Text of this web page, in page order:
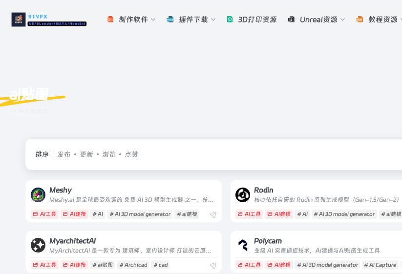
制作软件 插件下载 3D打印资源 Unreal资源 教程资源
ai贴图
排序 发布 更新 浏览 点赞
Meshy
Meshy.ai 是全球最受欢迎的 免费 AI 3D 模型生成器 之一，核心定位是 “让 3D 创作全民可及”
AI工具 AI建模 # AI # AI 3D model generator # ai建模
Rodin
AI工具 AI建模 # AI # AI 3D model generator # ai建模
MyarchitectAI
AI工具 AI建模 # ai贴图 # Archicad # cad
Polycam
业级 AI 实景捕捉技术，AI建模与AI贴图生成工具
AI工具 AI建模 # AI 3D model generator # AI Capture